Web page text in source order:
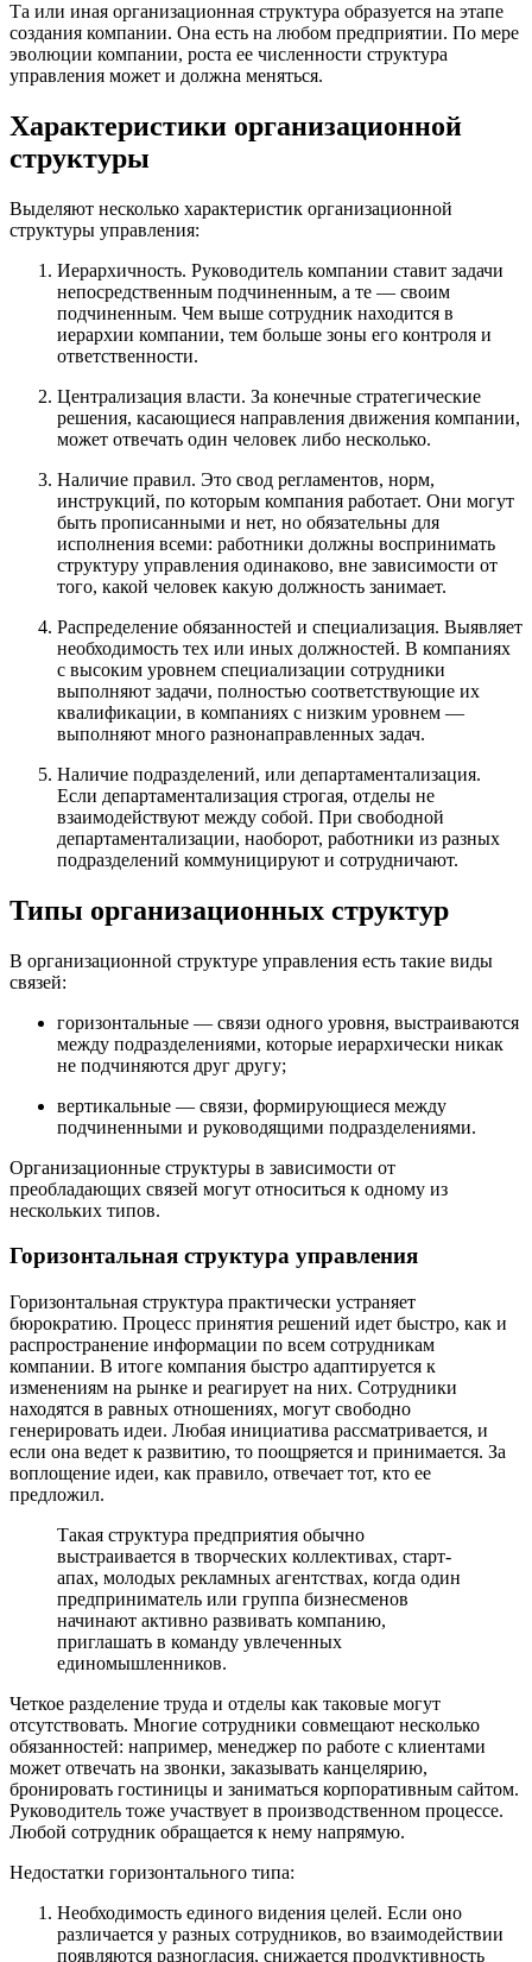
Та или иная организационная структура образуется на этапе
создания компании. Она есть на любом предприятии. По мере
эволюции компании, роста ее численности структура
управления может и должна меняться.
Характеристики организационной
структуры
Выделяют несколько характеристик организационной
структуры управления:
Иерархичность. Руководитель компании ставит задачи
непосредственным подчиненным, а те — своим
подчиненным. Чем выше сотрудник находится в
иерархии компании, тем больше зоны его контроля и
ответственности.
Централизация власти. За конечные стратегические
решения, касающиеся направления движения компании,
может отвечать один человек либо несколько.
Наличие правил. Это свод регламентов, норм,
инструкций, по которым компания работает. Они могут
быть прописанными и нет, но обязательны для
исполнения всеми: работники должны воспринимать
структуру управления одинаково, вне зависимости от
того, какой человек какую должность занимает.
Распределение обязанностей и специализация. Выявляет
необходимость тех или иных должностей. В компаниях
с высоким уровнем специализации сотрудники
выполняют задачи, полностью соответствующие их
квалификации, в компаниях с низким уровнем —
выполняют много разнонаправленных задач.
Наличие подразделений, или департаментализация.
Если департаментализация строгая, отделы не
взаимодействуют между собой. При свободной
департаментализации, наоборот, работники из разных
подразделений коммуницируют и сотрудничают.
Типы организационных структур
В организационной структуре управления есть такие виды
связей:
горизонтальные — связи одного уровня, выстраиваются
между подразделениями, которые иерархически никак
не подчиняются друг другу;
вертикальные — связи, формирующиеся между
подчиненными и руководящими подразделениями.
Организационные структуры в зависимости от
преобладающих связей могут относиться к одному из
нескольких типов.
Горизонтальная структура управления
Горизонтальная структура практически устраняет
бюрократию. Процесс принятия решений идет быстро, как и
распространение информации по всем сотрудникам
компании. В итоге компания быстро адаптируется к
изменениям на рынке и реагирует на них. Сотрудники
находятся в равных отношениях, могут свободно
генерировать идеи. Любая инициатива рассматривается, и
если она ведет к развитию, то поощряется и принимается. За
воплощение идеи, как правило, отвечает тот, кто ее
предложил.
Такая структура предприятия обычно
выстраивается в творческих коллективах, старт-
апах, молодых рекламных агентствах, когда один
предприниматель или группа бизнесменов
начинают активно развивать компанию,
приглашать в команду увлеченных
единомышленников.
Четкое разделение труда и отделы как таковые могут
отсутствовать. Многие сотрудники совмещают несколько
обязанностей: например, менеджер по работе с клиентами
может отвечать на звонки, заказывать канцелярию,
бронировать гостиницы и заниматься корпоративным сайтом.
Руководитель тоже участвует в производственном процессе.
Любой сотрудник обращается к нему напрямую.
Недостатки горизонтального типа:
Необходимость единого видения целей. Если оно
различается у разных сотрудников, во взаимодействии
появляются разногласия, снижается продуктивность